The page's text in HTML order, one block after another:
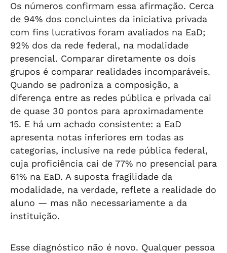
Os números confirmam essa afirmação. Cerca
de 94% dos concluintes da iniciativa privada
com fins lucrativos foram avaliados na EaD;
92% dos da rede federal, na modalidade
presencial. Comparar diretamente os dois
grupos é comparar realidades incomparáveis.
Quando se padroniza a composição, a
diferença entre as redes pública e privada cai
de quase 30 pontos para aproximadamente
15. E há um achado consistente: a EaD
apresenta notas inferiores em todas as
categorias, inclusive na rede pública federal,
cuja proficiência cai de 77% no presencial para
61% na EaD. A suposta fragilidade da
modalidade, na verdade, reflete a realidade do
aluno — mas não necessariamente a da
instituição.
Esse diagnóstico não é novo. Qualquer pessoa